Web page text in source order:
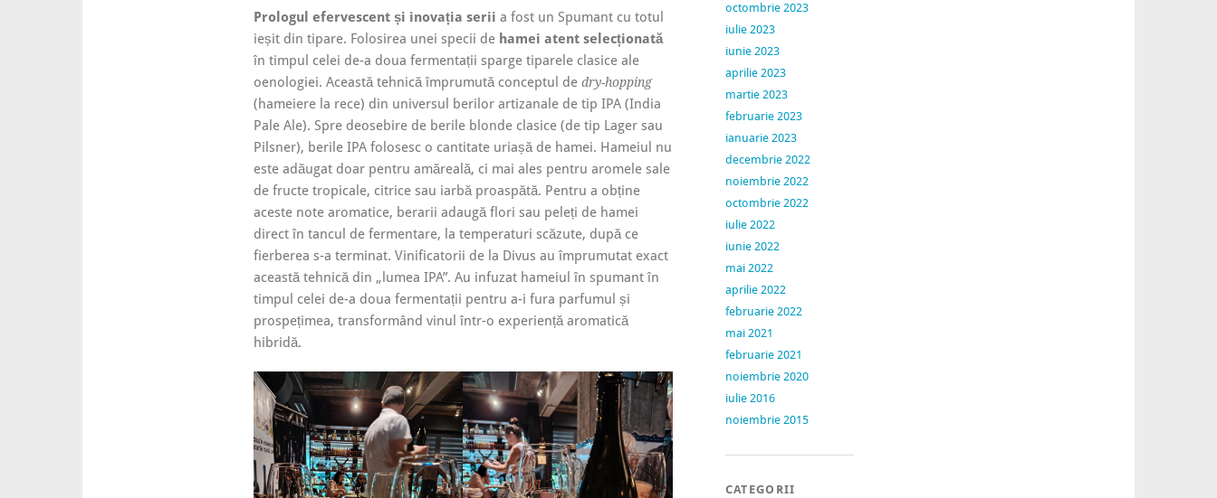
Prologul efervescent și inovația serii a fost un Spumant cu totul
ieșit din tipare. Folosirea unei specii de hamei atent selecționată
în timpul celei de-a doua fermentații sparge tiparele clasice ale
oenologiei. Această tehnică împrumută conceptul de dry-hopping
(hameiere la rece) din universul berilor artizanale de tip IPA (India
Pale Ale). Spre deosebire de berile blonde clasice (de tip Lager sau
Pilsner), berile IPA folosesc o cantitate uriașă de hamei. Hameiul nu
este adăugat doar pentru amăreală, ci mai ales pentru aromele sale
de fructe tropicale, citrice sau iarbă proaspătă. Pentru a obține
aceste note aromatice, berarii adaugă flori sau peleți de hamei
direct în tancul de fermentare, la temperaturi scăzute, după ce
fierberea s-a terminat. Vinificatorii de la Divus au împrumutat exact
această tehnică din „lumea IPA”. Au infuzat hameiul în spumant în
timpul celei de-a doua fermentații pentru a-i fura parfumul și
prospețimea, transformând vinul într-o experiență aromatică
hibridă.
octombrie 2023
iulie 2023
iunie 2023
aprilie 2023
martie 2023
februarie 2023
ianuarie 2023
decembrie 2022
noiembrie 2022
octombrie 2022
iulie 2022
iunie 2022
mai 2022
aprilie 2022
februarie 2022
mai 2021
februarie 2021
noiembrie 2020
iulie 2016
noiembrie 2015
CATEGORII